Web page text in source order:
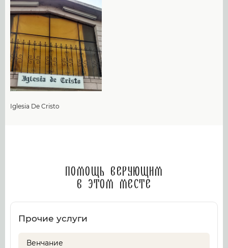
Iglesia De Cristo
Помощь верующим
в этом месте
Прочие услуги
Венчание